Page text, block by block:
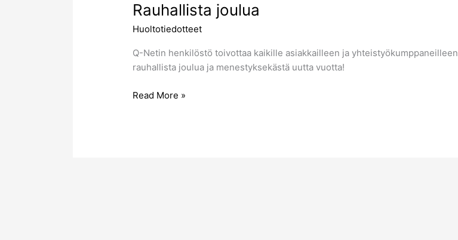
Rauhallista joulua
Huoltotiedotteet
Q-Netin henkilöstö toivottaa kaikille asiakkailleen ja yhteistyökumppaneilleen
rauhallista joulua ja menestyksekästä uutta vuotta!
Read More »